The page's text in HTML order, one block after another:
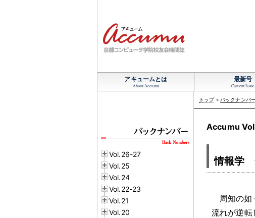
アキュームとは
About Accumu
最新号
Current Issue
Vol.26-27
Vol.25
Vol.24
Vol.22-23
Vol.21
Vol.20
トップ» バックナンバー
Accumu
情報学
周知の
流れが逆転